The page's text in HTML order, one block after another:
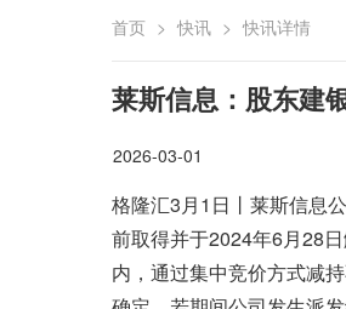
首页 > 快讯 > 快讯详情
莱斯信息：股东建
2026-03-01
格隆汇3月1日丨莱斯信息
前取得并于2024年6月28
内，通过集中竞价方式减